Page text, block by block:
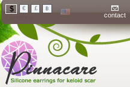
$ € £ ฿
contact